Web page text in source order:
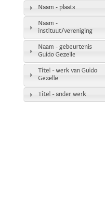
Naam - plaats
Naam -
instituut/vereniging
Naam - gebeurtenis
Guido Gezelle
Titel - werk van Guido
Gezelle
Titel - ander werk